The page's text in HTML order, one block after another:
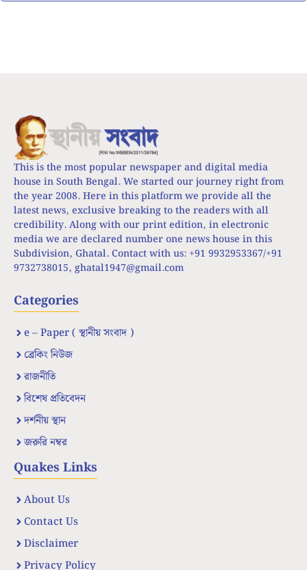
This is the most popular newspaper and digital media
house in South Bengal. We started our journey right from
the year 2008. Here in this platform we provide all the
latest news, exclusive breaking to the readers with all
credibility. Along with our print edition, in electronic
media we are declared number one news house in this
Subdivision, Ghatal. Contact with us: +91 9932953367/+91
9732738015, ghatal1947@gmail.com
Categories
e – Paper ( স্থানীয় সংবাদ )
ব্রেকিং নিউজ
রাজনীতি
বিশেষ প্রতিবেদন
দর্শনীয় স্থান
জরুরি নম্বর
Quakes Links
About Us
Contact Us
Disclaimer
Privacy Policy